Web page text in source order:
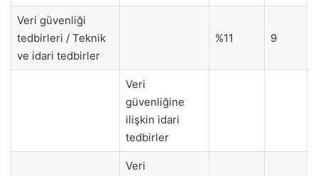
Veri güvenliği
tedbirleri / Teknik
ve idari tedbirler
%11 9
Veri
güvenliğine
ilişkin idari
tedbirler
Veri